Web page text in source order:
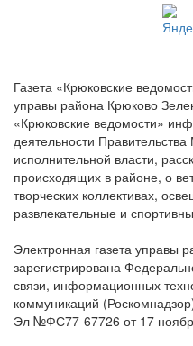
Газета «Крюковские
управы района Крюково
«Крюковские ведомости»
деятельности
исполнительной власти,
происходящих в районе, о
творческих коллективах,
развлекательные и
Электронная газета управы
зарегистрирована
связи, информационных
коммуникаций
Эл №ФС77-67726 от 17